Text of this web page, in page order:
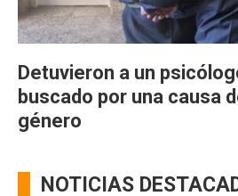
Detuvieron a un
buscado por una causa
género
NOTICIAS